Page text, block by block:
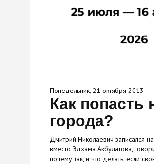
Понедельник, 21 октября 2013
Как попасть
города?
Дмитрий Николаевич записался
вместо Эдхама Акбулатова,
почему так, и что делать, если